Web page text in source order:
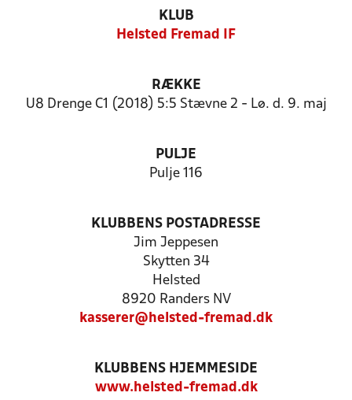
KLUB
Helsted Fremad IF
RÆKKE
U8 Drenge C1 (2018) 5:5 Stævne 2 - Lø. d. 9. maj
PULJE
Pulje 116
KLUBBENS POSTADRESSE
Jim Jeppesen
Skytten 34
Helsted
8920 Randers NV
kasserer@helsted-fremad.dk
KLUBBENS HJEMMESIDE
www.helsted-fremad.dk